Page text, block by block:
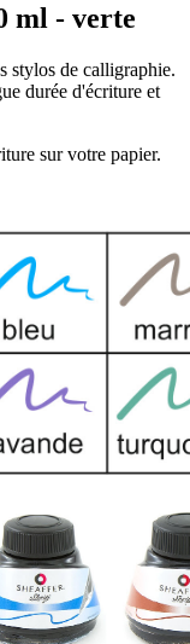
ml - verte
stylos de calligraphie.
durée d'écriture et
sur votre papier.